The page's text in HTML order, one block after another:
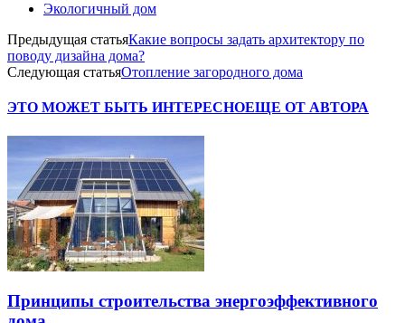
Экологичный дом
Предыдущая статьяКакие вопросы задать архитектору по
поводу дизайна дома?
Следующая статьяОтопление загородного дома
ЭТО МОЖЕТ БЫТЬ ИНТЕРЕСНОЕЩЕ ОТ АВТОРА
Принципы строительства энергоэффективного